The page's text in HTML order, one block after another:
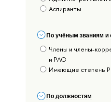
Аспиранты
По учёным званиям и
Члены и члены-
и РАО
Имеющие степень
По должностям